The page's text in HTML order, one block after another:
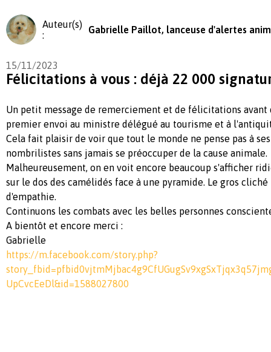
Auteur(s)
:
Gabrielle Paillot, lanceuse d'alertes
15/11/2023
Félicitations à vous : déjà 22 000
Un petit message de remerciement et de félicitations avant
premier envoi au ministre délégué au tourisme et à
Cela fait plaisir de voir que tout le monde ne pense pas à
nombrilistes sans jamais se préoccuper de la cause animale.
Malheureusement, on en voit encore beaucoup s'afficher
sur le dos des camélidés face à une pyramide. Le gros
d'empathie.
Continuons les combats avec les belles personnes
A bientôt et encore merci :
Gabrielle
https://m.facebook.com/story.php?
UpCvcEeDl&id=1588027800